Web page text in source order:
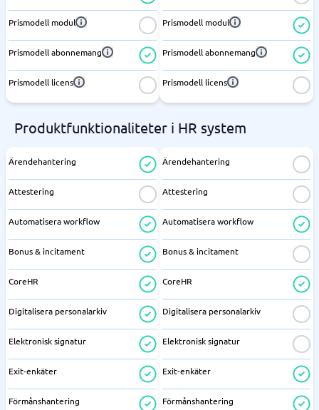
Prismodell modul
Prismodell abonnemang
Prismodell licens
Prismodell modul
Prismodell abonnemang
Prismodell licens
Produktfunktionaliteter i HR system
Ärendehantering
Attestering
Automatisera workflow
Bonus & incitament
CoreHR
Digitalisera personalarkiv
Elektronisk signatur
Exit-enkäter
Förmånshantering
Ärendehantering
Attestering
Automatisera workflow
Bonus & incitament
CoreHR
Digitalisera personalarkiv
Elektronisk signatur
Exit-enkäter
Förmånshantering